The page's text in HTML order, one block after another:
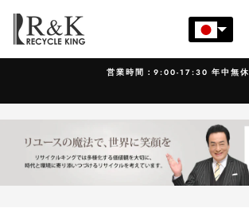
ン
す
営業時間：9:00-17:30 年中無休